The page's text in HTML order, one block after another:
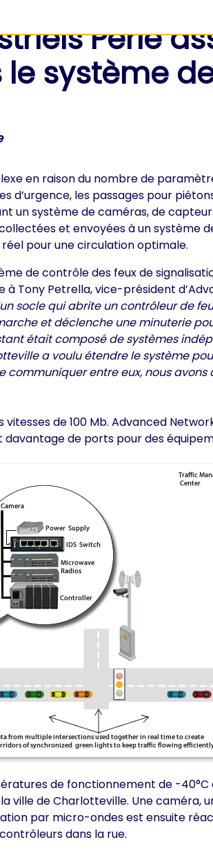
Perle
système
en raison du nombre de
d’urgence, les passages pour
un système de caméras, de
et envoyées à un système
pour une circulation optimale.
de contrôle des feux de
à Tony Petrella, vice-président
socle qui abrite un contrôleur de
et déclenche une minuterie
était composé de systèmes
a voulu étendre le système
communiquer entre eux, nous
de 100 Mb. Advanced
davantage de ports pour des
de fonctionnement de -40°C
ville de Charlotteville. Une
par micro-ondes est ensuite
dans la rue.